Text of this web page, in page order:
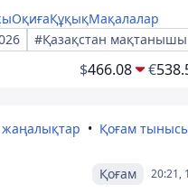
ОқиғаҚұқықМақалалар
#Қазақстан мақтанышы
$466.08 €
Қоғам
20:21,
Қоғам